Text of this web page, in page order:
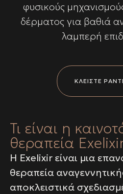
φυσικούς
δέρματος για βαθιά
λαμπερή
ΚΛΕΙΣΤΕ
Τι είναι η
θεραπεία
Η Exelixir είναι μια
θεραπεία
αποκλειστικά